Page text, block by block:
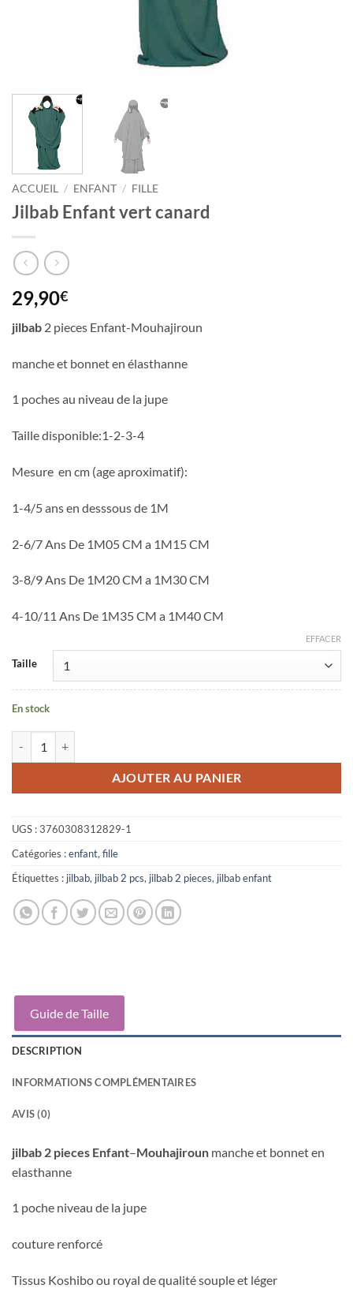
ACCUEIL / ENFANT / FILLE
Jilbab Enfant vert canard
29,90€
jilbab 2 pieces Enfant-Mouhajiroun
manche et bonnet en élasthanne
1 poches au niveau de la jupe
Taille disponible:1-2-3-4
Mesure en cm (age aproximatif):
1-4/5 ans en desssous de 1M
2-6/7 Ans De 1M05 CM a 1M15 CM
3-8/9 Ans De 1M20 CM a 1M30 CM
4-10/11 Ans De 1M35 CM a 1M40 CM
Taille
EFFACER
En stock
AJOUTER AU PANIER
UGS :3760308312829-1
Catégories :enfant, fille
Étiquettes : jilbab, jilbab 2 pcs, jilbab 2 pieces, jilbab enfant
Guide de Taille
DESCRIPTION
INFORMATIONS COMPLÉMENTAIRES
AVIS (0)
jilbab 2 pieces Enfant–Mouhajiroun manche et bonnet en
elasthanne
1 poche niveau de la jupe
couture renforcé
Tissus Koshibo ou royal de qualité souple et léger